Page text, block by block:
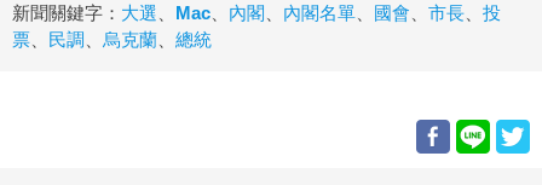
新聞關鍵字： 大選 Mac 內閣 內閣名單 國會 市長
投
票
民調 烏克蘭 總統